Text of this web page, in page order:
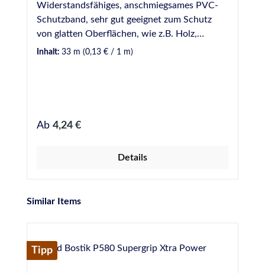
Widerstandsfähiges, anschmiegsames PVC-
Schutzband, sehr gut geeignet zum Schutz
von glatten Oberflächen, wie z.B. Holz,
Aluminium, Glas, usw. Rollenware 33 m,
Inhalt: 33 m (0,13 € / 1 m)
Regulärer Preis:
Ab 4,24 €
Details
Produktgalerie überspringen
Similar Items
Tipp